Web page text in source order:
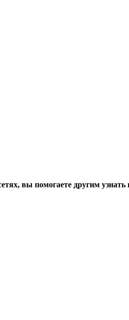
вы помогаете другим узнать